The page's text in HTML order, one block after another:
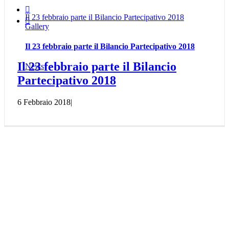
Il 23 febbraio parte il Bilancio Partecipativo 2018
Gallery
Il 23 febbraio parte il Bilancio Partecipativo 2018
News


Il 23 febbraio parte il Bilancio
Partecipativo 2018
6 Febbraio 2018|